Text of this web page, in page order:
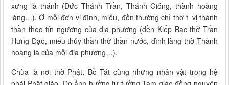
xưng là thánh (Đức Thánh Trần, Thánh Gióng, thành hoàng
làng…). Ở mỗi đơn vị đình, miếu, đền thường chỉ thờ 1 vị thánh
thần theo tín ngưỡng của địa phương (đền Kiếp Bạc thờ Trần
Hưng Đạo, miếu thủy thần thờ thần nước, đình làng thờ Thành
hoàng là của mỗi địa phương…).
Chùa là nơi thờ Phật, Bồ Tát cùng những nhân vật trong hệ